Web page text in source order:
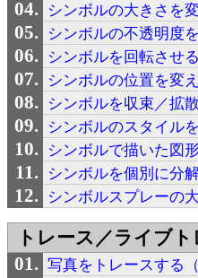
シンボルの大きさを
シンボルの不透明度
シンボルを回転させる
シンボルの位置を変
シンボルを収束／拡
シンボルのスタイル
シンボルで描いた図
シンボルを個別に分
シンボルスプレーの
トレース／ライブト
写真をトレースする